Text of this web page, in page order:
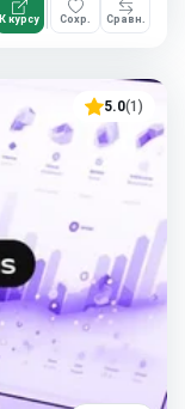
К курсу Сохр. Сравн.
5.0(1)